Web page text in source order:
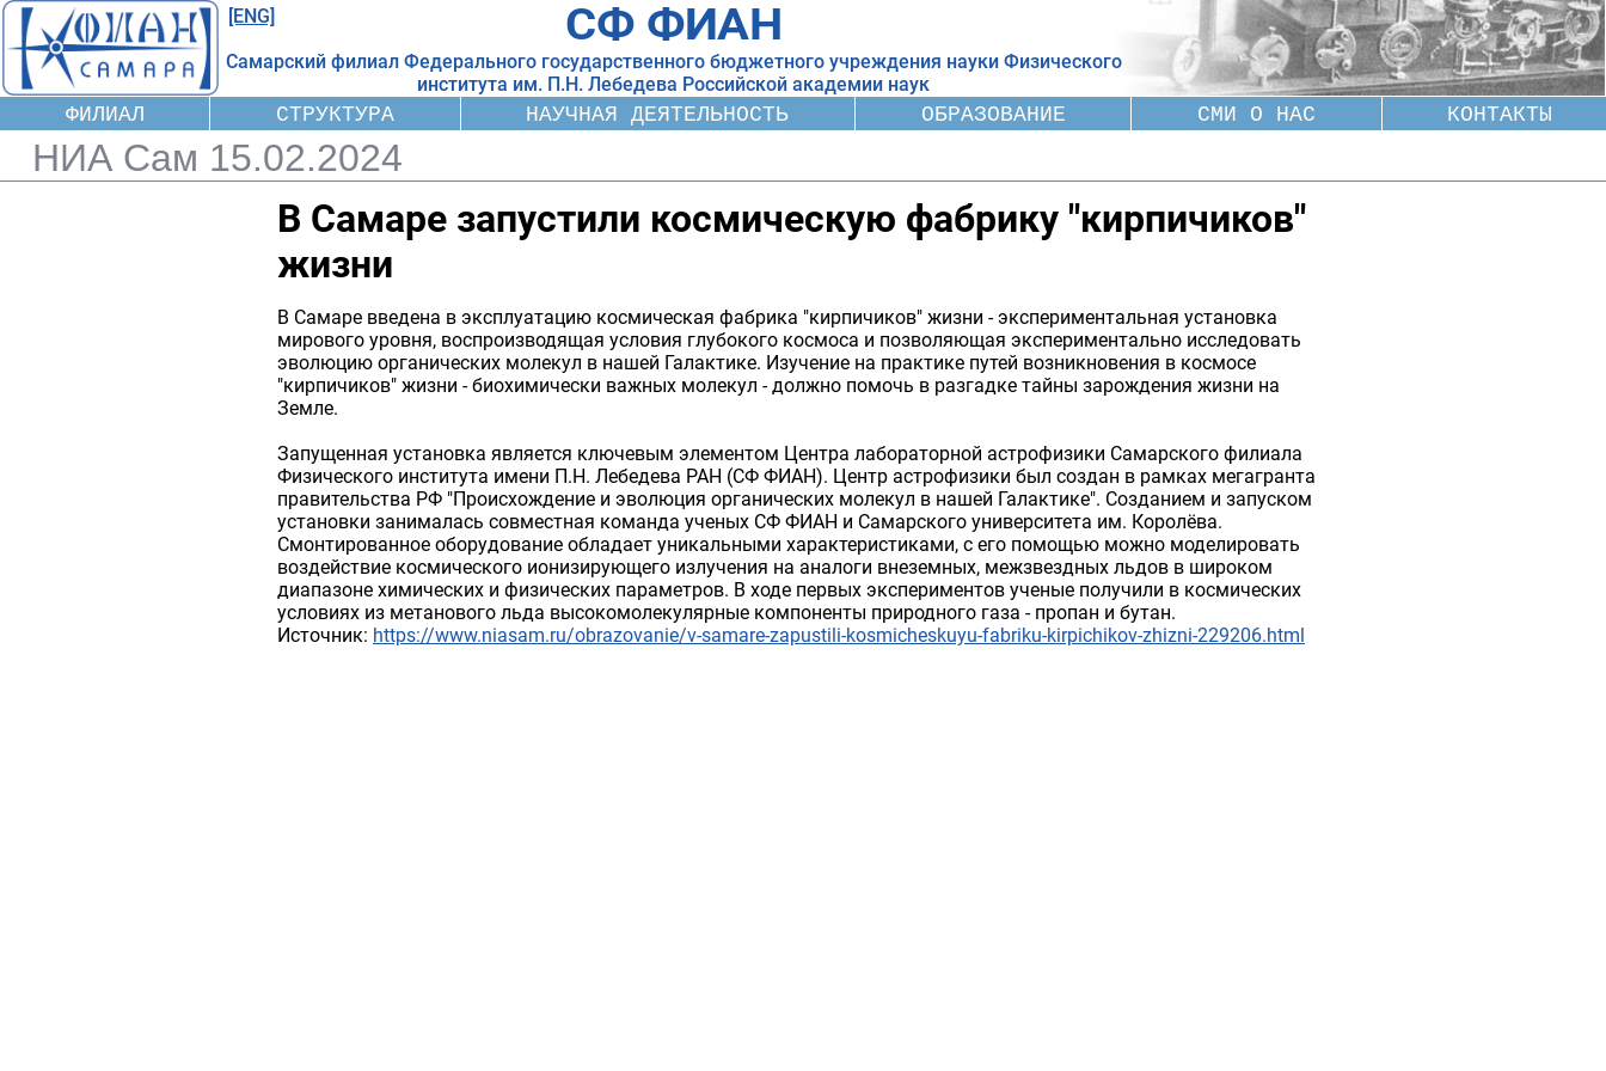
[ENG] СФ ФИАН
Самарский филиал Федерального государственного бюджетного учреждения науки Физического
института им. П.Н. Лебедева Российской академии наук
ФИЛИАЛ СТРУКТУРА НАУЧНАЯ ДЕЯТЕЛЬНОСТЬ ОБРАЗОВАНИЕ СМИ О НАС КОНТАКТЫ
НИА Сам 15.02.2024
В Самаре запустили космическую фабрику "кирпичиков"
жизни
В Самаре введена в эксплуатацию космическая фабрика "кирпичиков" жизни - экспериментальная установка
мирового уровня, воспроизводящая условия глубокого космоса и позволяющая экспериментально исследовать
эволюцию органических молекул в нашей Галактике. Изучение на практике путей возникновения в космосе
"кирпичиков" жизни - биохимически важных молекул - должно помочь в разгадке тайны зарождения жизни на
Земле.
Запущенная установка является ключевым элементом Центра лабораторной астрофизики Самарского филиала
Физического института имени П.Н. Лебедева РАН (СФ ФИАН). Центр астрофизики был создан в рамках мегагранта
правительства РФ "Происхождение и эволюция органических молекул в нашей Галактике". Созданием и запуском
установки занималась совместная команда ученых СФ ФИАН и Самарского университета им. Королёва.
Смонтированное оборудование обладает уникальными характеристиками, с его помощью можно моделировать
воздействие космического ионизирующего излучения на аналоги внеземных, межзвездных льдов в широком
диапазоне химических и физических параметров. В ходе первых экспериментов ученые получили в космических
условиях из метанового льда высокомолекулярные компоненты природного газа - пропан и бутан.
Источник: https://www.niasam.ru/obrazovanie/v-samare-zapustili-kosmicheskuyu-fabriku-kirpichikov-zhizni-229206.html